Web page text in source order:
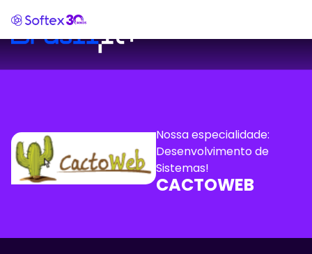
Nossa especialidade:
Desenvolvimento de
Sistemas!
CACTOWEB